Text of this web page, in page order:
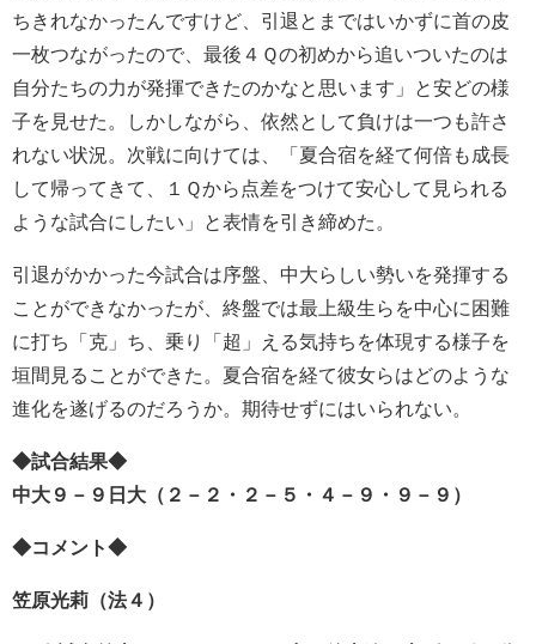
ちきれなかったんですけど、引退とまではいかずに首の皮
一枚つながったので、最後４Ｑの初めから追いついたのは
自分たちの力が発揮できたのかなと思います」と安どの様
子を見せた。しかしながら、依然として負けは一つも許さ
れない状況。次戦に向けては、「夏合宿を経て何倍も成長
して帰ってきて、１Ｑから点差をつけて安心して見られる
ような試合にしたい」と表情を引き締めた。
引退がかかった今試合は序盤、中大らしい勢いを発揮する
ことができなかったが、終盤では最上級生らを中心に困難
に打ち「克」ち、乗り「超」える気持ちを体現する様子を
垣間見ることができた。夏合宿を経て彼女らはどのような
進化を遂げるのだろうか。期待せずにはいられない。
◆試合結果◆
中大９－９日大（２－２・２－５・４－９・９－９）
◆コメント◆
笠原光莉（法４）